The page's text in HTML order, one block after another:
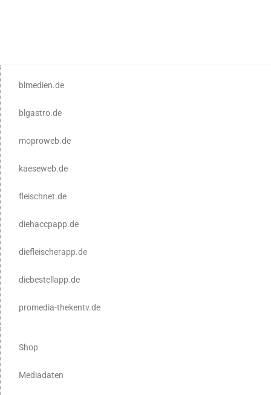
blmedien.de
blgastro.de
moproweb.de
kaeseweb.de
fleischnet.de
diehaccpapp.de
diefleischerapp.de
diebestellapp.de
promedia-thekentv.de
Shop
Mediadaten